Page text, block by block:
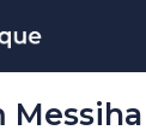
Messiha